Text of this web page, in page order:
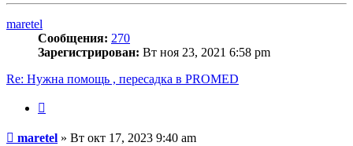
maretel
Сообщения: 270
Зарегистрирован: Вт ноя 23, 2021 6:58 pm
Re: Нужна помощь , пересадка в PROMED
Сообщение
maretel » Вт окт 17, 2023 9:40 am